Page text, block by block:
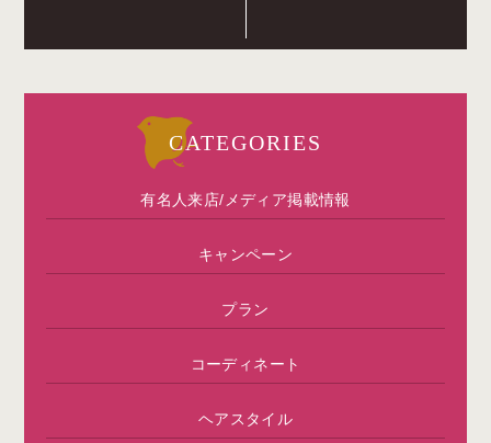
CATEGORIES
有名人来店/メディア掲載情報
キャンペーン
プラン
コーディネート
ヘアスタイル